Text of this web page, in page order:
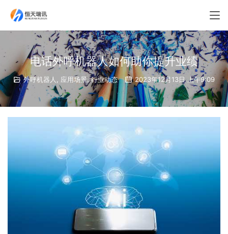
电话外呼机器人如何助你提升业绩
外呼机器人 应用场景,行业动态 2023年12月13日 上午9:09